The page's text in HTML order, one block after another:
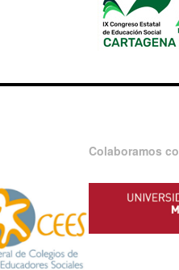
Colaboramos